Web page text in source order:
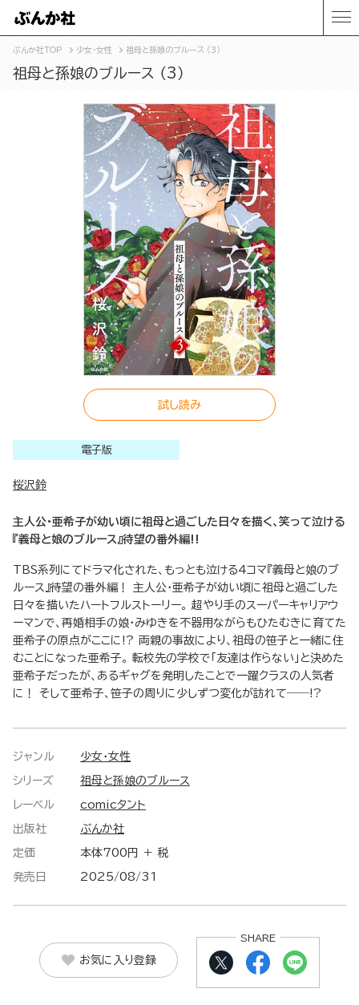
ぶんか社TOP 少女・女性 祖母と孫娘のブルース （3）
祖母と孫娘のブルース （3）
試し読み
電子版
桜沢鈴
主人公・亜希子が幼い頃に祖母と過ごした日々を描く、笑って泣ける
『義母と娘のブルース』待望の番外編!!
TBS系列にてドラマ化された、もっとも泣ける4コマ『義母と娘のブ
ルース』待望の番外編！ 主人公・亜希子が幼い頃に祖母と過ごした
日々を描いたハートフルストーリー。 超やり手のスーパーキャリアウ
ーマンで、再婚相手の娘・みゆきを不器用ながらもひたむきに育てた
亜希子の原点がここに!? 両親の事故により、祖母の笹子と一緒に住
むことになった亜希子。 転校先の学校で「友達は作らない」と決めた
亜希子だったが、あるギャグを発明したことで一躍クラスの人気者
に！ そして亜希子、笹子の周りに少しずつ変化が訪れて――!?
ジャンル 少女・女性
シリーズ 祖母と孫娘のブルース
レーベル comicタント
出版社 ぶんか社
定価 本体700円 ＋ 税
発売日 2025/08/31
お気に入り登録
SHARE